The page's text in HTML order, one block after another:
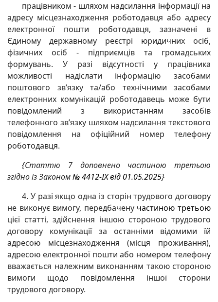
працівником - шляхом надсилання інформації на
адресу місцезнаходження роботодавця або адресу
електронної пошти роботодавця, зазначені в
Єдиному державному реєстрі юридичних осіб,
фізичних осіб - підприємців та громадських
формувань. У разі відсутності у працівника
можливості надіслати інформацію засобами
поштового зв’язку та/або технічними засобами
електронних комунікацій роботодавець може бути
повідомлений з використанням засобів
телефонного зв’язку шляхом надсилання текстового
повідомлення на офіційний номер телефону
роботодавця.
{Статтю 7 доповнено частиною третьою
згідно із Законом№ 4412-IX від 01.05.2025}
4. У разі якщо одна із сторін трудового договору
не виконує вимогу, передбачену частиною третьою
цієї статті, здійснення іншою стороною трудового
договору комунікації за останніми відомими їй
адресою місцезнаходження (місця проживання),
адресою електронної пошти або номером телефону
вважається належним виконанням такою стороною
вимоги щодо повідомлення іншої сторони
трудового договору.